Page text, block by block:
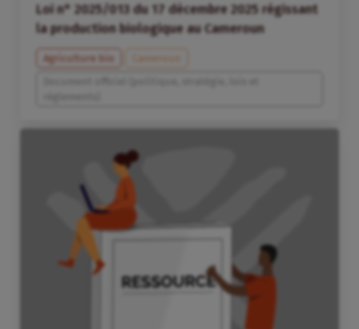
Loi n° 2025/013 du 17 décembre 2025 régissant
la production biologique au Cameroun
Agriculture bio
Cameroun